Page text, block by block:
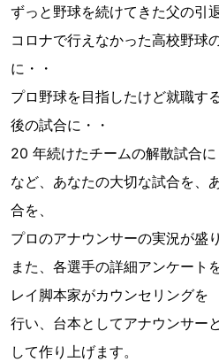
ずっと野球を続けてきた父の引
コロナで行えなかった高校野球
に・・
プロ野球を目指したけど就職す
後の試合に・・
20 年続けたチームの解散試合に
など、あなたの大切な試合を、
合を、
プロのアナウンサーの実況が盛
また、各選手の詳細アンケート
レイ脚本家がカウンセリングを
行い、台本としてアナウンサー
して作り上げます。